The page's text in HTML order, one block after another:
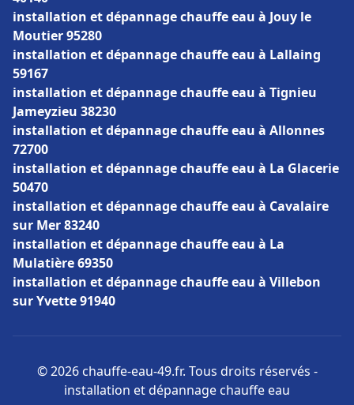
installation et dépannage chauffe eau à Jouy le
Moutier 95280
installation et dépannage chauffe eau à Lallaing
59167
installation et dépannage chauffe eau à Tignieu
Jameyzieu 38230
installation et dépannage chauffe eau à Allonnes
72700
installation et dépannage chauffe eau à La Glacerie
50470
installation et dépannage chauffe eau à Cavalaire
sur Mer 83240
installation et dépannage chauffe eau à La
Mulatière 69350
installation et dépannage chauffe eau à Villebon
sur Yvette 91940
© 2026 chauffe-eau-49.fr. Tous droits réservés -
installation et dépannage chauffe eau